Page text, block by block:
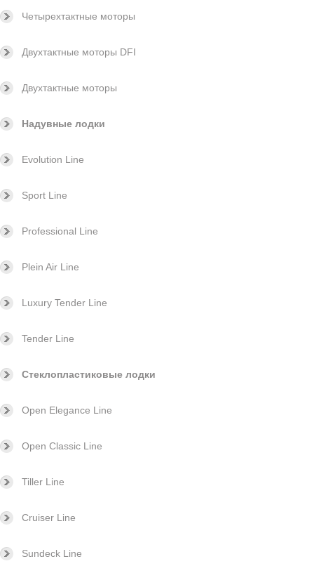
Четырехтактные моторы
Двухтактные моторы DFI
Двухтактные моторы
Надувные лодки
Evolution Line
Sport Line
Professional Line
Plein Air Line
Luxury Tender Line
Tender Line
Стеклопластиковые лодки
Open Elegance Line
Open Classic Line
Tiller Line
Cruiser Line
Sundeck Line